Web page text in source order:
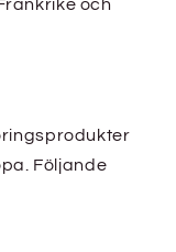
och
Följande